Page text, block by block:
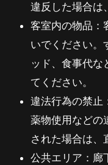
違反した場合は
客室内の物品：
いでください。
ッド、食事代な
てください。
違法行為の禁止
薬物使用などの
された場合は、
公共エリア：廊